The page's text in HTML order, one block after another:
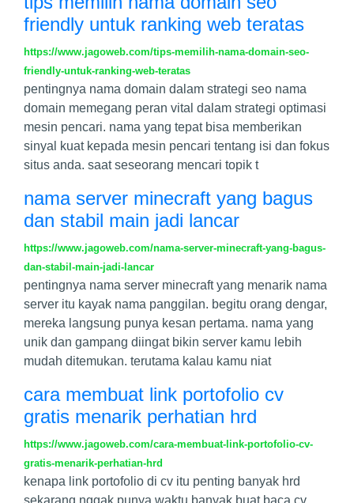
friendly untuk ranking web teratas
https://www.jagoweb.com/tips-memilih-nama-domain-seo-
friendly-untuk-ranking-web-teratas
pentingnya nama domain dalam strategi seo nama
domain memegang peran vital dalam strategi optimasi
mesin pencari. nama yang tepat bisa memberikan
sinyal kuat kepada mesin pencari tentang isi dan fokus
situs anda. saat seseorang mencari topik t
nama server minecraft yang bagus
dan stabil main jadi lancar
https://www.jagoweb.com/nama-server-minecraft-yang-bagus-
dan-stabil-main-jadi-lancar
pentingnya nama server minecraft yang menarik nama
server itu kayak nama panggilan. begitu orang dengar,
mereka langsung punya kesan pertama. nama yang
unik dan gampang diingat bikin server kamu lebih
mudah ditemukan. terutama kalau kamu niat
cara membuat link portofolio cv
gratis menarik perhatian hrd
https://www.jagoweb.com/cara-membuat-link-portofolio-cv-
gratis-menarik-perhatian-hrd
kenapa link portofolio di cv itu penting banyak hrd
sekarang nggak punya waktu banyak buat baca cv